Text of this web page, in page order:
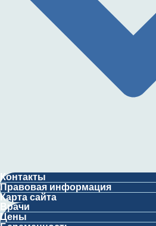
Контакты
Правовая информация
Карта сайта
Врачи
Цены